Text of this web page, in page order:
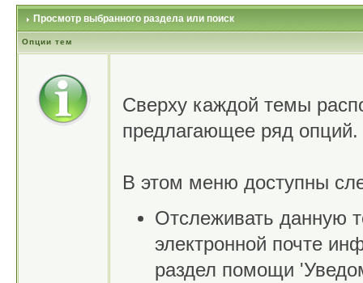
Просмотр выбранного раздела или поиск
Опции тем
Сверху каждой темы
предлагающее ряд опций.
В этом меню доступны
Отслеживать данную
электронной почте
раздел помощи